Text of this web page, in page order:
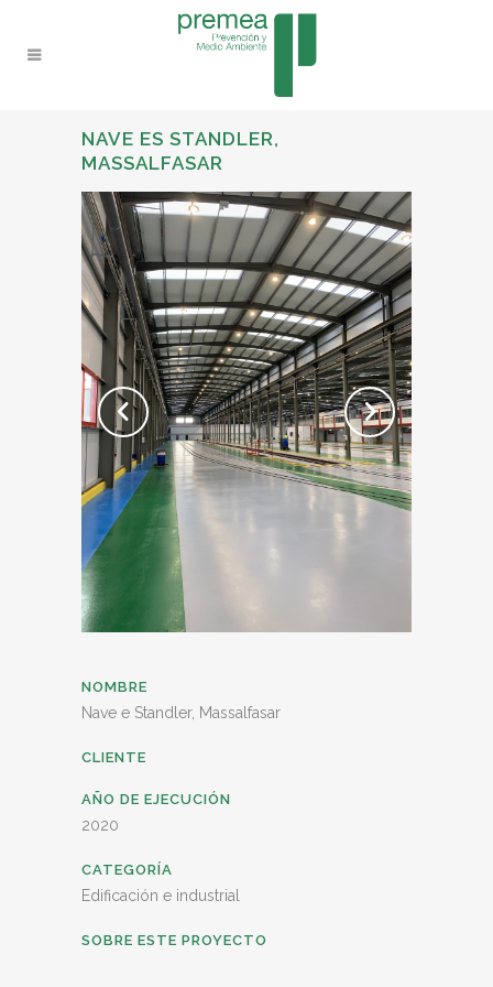
NAVE ES STANDLER,
MASSALFASAR
NOMBRE
Nave e Standler, Massalfasar
CLIENTE
AÑO DE EJECUCIÓN
2020
CATEGORÍA
Edificación e industrial
SOBRE ESTE PROYECTO